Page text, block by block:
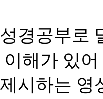
경공부로
해가 있
시하는